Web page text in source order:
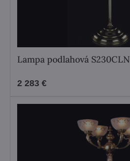
Lampa podlahová S230CLN
2 283 €